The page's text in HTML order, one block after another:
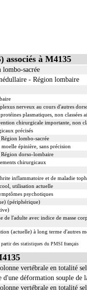
associés à M4135
lombo-sacrée
- Région lombaire
plexus nerveux au cours d'autres
plasmatiques, non classées
chirurgicale importante, non
précisés
lombo-sacrée
épinière, sans précision
dorso-lombaire
chirurgicaux
inflammatoire et de maladie
utilisation actuelle
psychotiques
(périphérique)
de l'adulte avec indice de masse
(actuelle) à long terme d'autres
des statistiques du PMSI français
vertébrale en totalité
déformation souple de
vertébrale en totalité